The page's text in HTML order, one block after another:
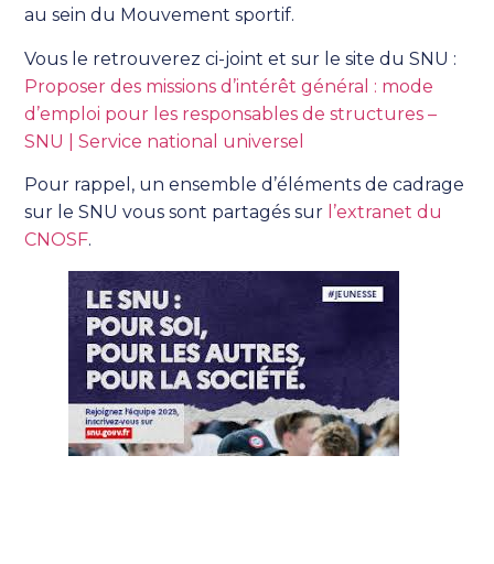
au sein du Mouvement sportif.
Vous le retrouverez ci-joint et sur le site du SNU :
Proposer des missions d’intérêt général : mode
d’emploi pour les responsables de structures –
SNU | Service national universel
Pour rappel, un ensemble d’éléments de cadrage
sur le SNU vous sont partagés sur l’extranet du
CNOSF.